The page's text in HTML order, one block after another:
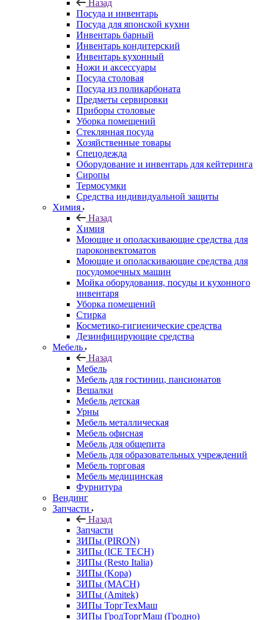
Назад
Посуда и инвентарь
Посуда для японской кухни
Инвентарь барный
Инвентарь кондитерский
Инвентарь кухонный
Ножи и аксессуары
Посуда столовая
Посуда из поликарбоната
Предметы сервировки
Приборы столовые
Уборка помещений
Стеклянная посуда
Хозяйственные товары
Спецодежда
Оборудование и инвентарь для кейтеринга
Сиропы
Термосумки
Средства индивидуальной защиты
Химия
Назад
Химия
Моющие и ополаскивающие средства для
пароконвектоматов
Моющие и ополаскивающие средства для
посудомоечных машин
Мойка оборудования, посуды и кухонного
инвентаря
Уборка помещений
Стирка
Косметико-гигиенические средства
Дезинфицирующие средства
Мебель
Назад
Мебель
Мебель для гостиниц, пансионатов
Вешалки
Мебель детская
Урны
Мебель металлическая
Мебель офисная
Мебель для общепита
Мебель для образовательных учреждений
Мебель торговая
Мебель медицинская
Фурнитура
Вендинг
Запчасти
Назад
Запчасти
ЗИПы (PIRON)
ЗИПы (ICE TECH)
ЗИПы (Resto Italia)
ЗИПы (Kopa)
ЗИПы (MACH)
ЗИПы (Amitek)
ЗИПы ТоргТехМаш
ЗИПы ГродТоргМаш (Гродно)